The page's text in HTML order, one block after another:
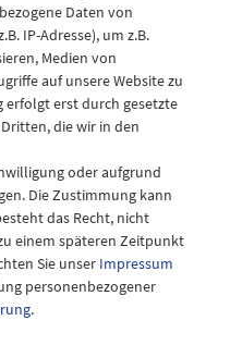
Daten von
IP-Adresse), um z.B.
Medien von
auf unsere Website zu
erfolgt erst durch gesetzte
die wir in den
oder aufgrund
Die Zustimmung kann
das Recht, nicht
einem späteren Zeitpunkt
Sie unser Impressum
personenbezogener
.